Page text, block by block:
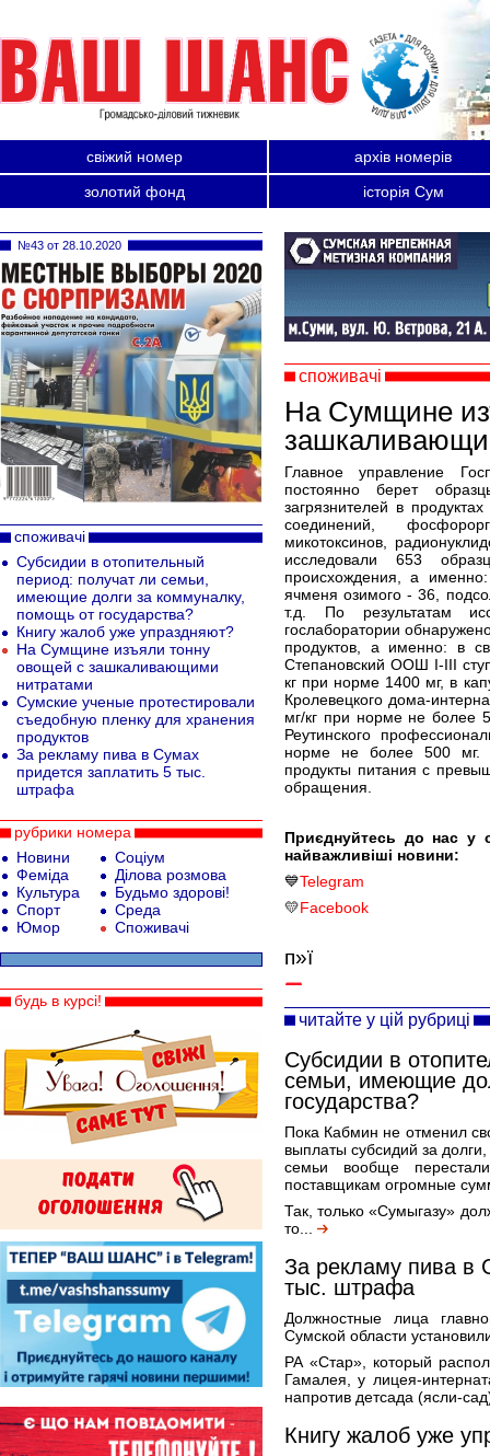
свіжий номер
архів номерів
золотий фонд
історія Сум
споживачі
На Сумщине
Главное управление
постоянно берет
загрязнителей в
соединений,
микотоксинов,
исследовали 653
происхождения, а
ячменя озимого - 36,
т.д. По результатам
гослаборатории
продуктов, а именно: в
Степановский ООШ I-III
кг при норме 1400 мг, в
Кролевецкого дома-
мг/кг при норме не более
Реутинского
норме не более 500 мг.
продукты питания с
обращения.
Приєднуйтесь до нас у
найважливіші новини:
💙Telegram
💛Facebook
п»ї
читайте у цій рубриці
Субсидии в
семьи, имеющие
государства?
Пока Кабмин не отменил
выплаты субсидий за
семьи вообще
поставщикам огромные
Так, только «Сумыгазу»
то...
За рекламу пива в
тыс. штрафа
Должностные лица
Сумской области
РА «Стар», который
Гамалея, у лицея-
напротив детсада (ясли-
Книгу жалоб уже
№43 от 28.10.2020
споживачі
Субсидии в отопительный
период: получат ли семьи,
имеющие долги за коммуналку,
помощь от государства?
Книгу жалоб уже упраздняют?
На Сумщине изъяли тонну
овощей с зашкаливающими
нитратами
Сумские ученые протестировали
съедобную пленку для хранения
продуктов
За рекламу пива в Сумах
придется заплатить 5 тыс.
штрафа
рубрики номера
Новини
Феміда
Культура
Спорт
Юмор
Соціум
Ділова розмова
Будьмо здорові!
Среда
Споживачі
будь в курсі!